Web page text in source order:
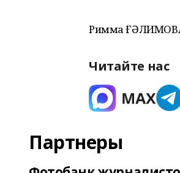
Римма
Читайте нас
Партнеры